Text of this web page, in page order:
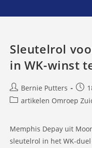
Sleutelrol
in WK-winst
Bericht
auteur:
Bernie Putters
Berichtcategorie:
artikelen Omroep
Memphis Depay uit
sleutelrol in het WK-